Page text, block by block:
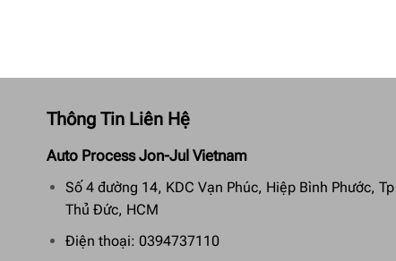
Thông Tin Liên Hệ
Auto Process Jon-Jul Vietnam
Số 4 đường 14, KDC Vạn Phúc, Hiệp Bình Phước, Tp
Thủ Đức, HCM
Điện thoại: 0394737110